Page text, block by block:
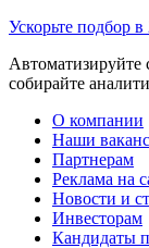
Ускорьте подбор в
Автоматизируйте
собирайте
О компании
Наши
Партнерам
Реклама на
Новости и
Инвесторам
Кандидаты